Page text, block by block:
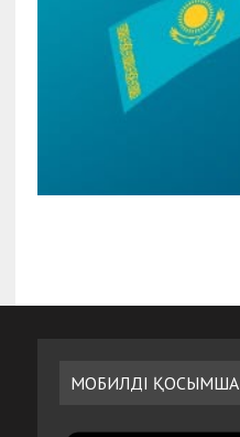
МОБИЛДІ ҚОСЫМША